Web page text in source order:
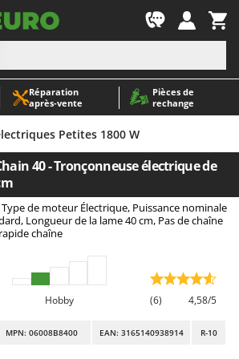
Réparation
après‑vente
Pièces de
rechange
tracteurs tondeuses autoportés
pour gazon
pommes de terre pour tracteur
Électriques
feuilles sur roues
piscine
Petites 1800 W
40 - Tronçonneuse électrique de
de moteur Électrique, Puissance nominale
Longueur de la lame 40 cm, Pas de chaîne
chaîne
Hobby (6) 4,58/5
MPN: 06008B8400 EAN: 3165140938914 R-10